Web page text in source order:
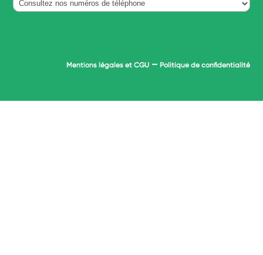
Mentions légales et CGU– Politique de confidentialité